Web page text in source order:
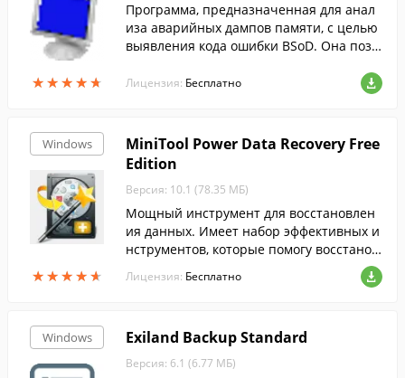
★★★★★
★★★★★
Программа, предназначенная для анал
иза аварийных дампов памяти, с целью
выявления кода ошибки BSoD. Она позв
ии об ошибке, которая привела к сбою с
истемы, а также может указать на драйв
и.
Лицензия: Бесплатно
Windows
★★★★★
★★★★★
MiniTool Power Data Recovery Free
Edition
Версия: 10.1 (78.35 МБ)
Мощный инструмент для восстановлен
ия данных. Имеет набор эффективных и
нструментов, которые помогу восстанов
Лицензия: Бесплатно
Windows Exiland Backup Standard
Версия: 6.1 (6.77 МБ)